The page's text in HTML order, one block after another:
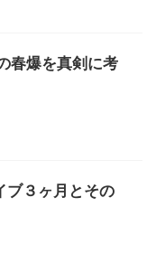
春爆を真剣に考
ブ３ヶ月とその